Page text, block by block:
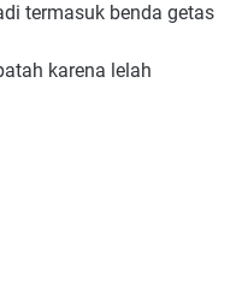
termasuk benda getas
karena lelah